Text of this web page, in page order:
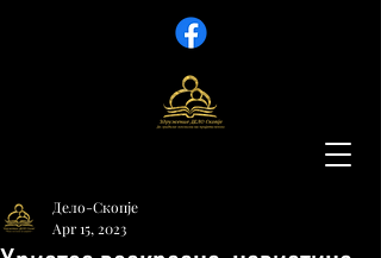
Дело-Скопје
Apr 15, 2023